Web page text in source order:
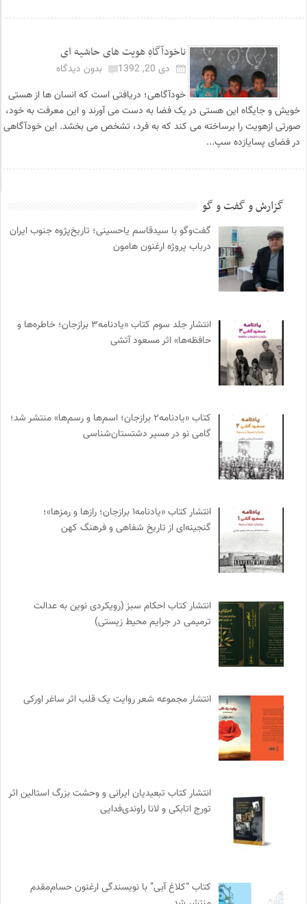
ناخودآگاهِ هویت های حاشیه ای
دی 20, 1392
بدون دیدگاه
خودآگاهی؛ دریافتی است که انسان ها از هستی
خویش و جایگاه این هستی در یک فضا به دست می آورند و این معرفت به خود،
صورتی ازهویت را برساخته می کند که به فرد، تشخص می بخشد. این خودآگاهی
در فضای پسایازده سپ...
گزارش و گفت و گو
گفت‌وگو با سیدقاسم یاحسینی؛ تاریخ‌پژوه جنوب ایران
درباب پروژه ارغنون هامون
انتشار جلد سوم کتاب «یادنامه۳ برازجان؛ خاطره‌ها و
حافظه‌ها» اثر مسعود آتشی
کتاب «یادنامه۲ برازجان؛ اسم‌ها و رسم‌ها» منتشر شد؛
گامی نو در مسیر دشتستان‌شناسی
انتشار کتاب «یادنامه۱ برازجان؛ رازها و رمزها»؛
گنجینه‌ای از تاریخ شفاهی و فرهنگ کهن
انتشار کتاب احکام سبز (رویکردی نوین به عدالت
ترمیمی در جرایم محیط‌ زیستی)
انتشار مجموعه شعر روایت یک قلب اثر ساغر اورکی
انتشار کتاب تبعیدیان ایرانی و وحشت بزرگ استالین اثر
تورج اتابکی و لانا راوندی‌فدایی
کتاب “کلاغ آبی” با نویسندگی ارغنون حسام‌مقدم